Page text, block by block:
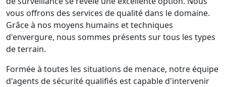
vous offrons des services de qualité dans le domaine.
Grâce à nos moyens humains et techniques
d'envergure, nous sommes présents sur tous les types
de terrain.
Formée à toutes les situations de menace, notre équipe
d'agents de sécurité qualifiés est capable d'intervenir